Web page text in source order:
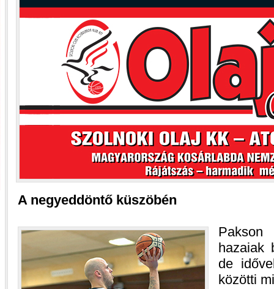
A negyeddöntő küszöbén
hazaiak
de
közötti